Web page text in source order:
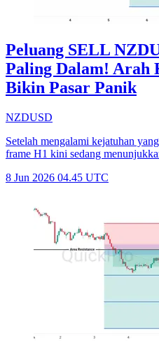
Peluang SELL
Paling Dalam! Arah
Bikin Pasar Panik
NZDUSD
Setelah mengalami kejatuhan
frame H1 kini sedang
8 Jun 2026 04.45 UTC